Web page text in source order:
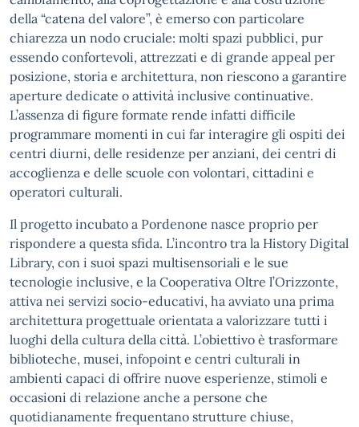
della “catena del valore”, è emerso con particolare
chiarezza un nodo cruciale: molti spazi pubblici, pur
essendo confortevoli, attrezzati e di grande appeal per
posizione, storia e architettura, non riescono a garantire
aperture dedicate o attività inclusive continuative.
L’assenza di figure formate rende infatti difficile
programmare momenti in cui far interagire gli ospiti dei
centri diurni, delle residenze per anziani, dei centri di
accoglienza e delle scuole con volontari, cittadini e
operatori culturali.
Il progetto incubato a Pordenone nasce proprio per
rispondere a questa sfida. L’incontro tra la History Digital
Library, con i suoi spazi multisensoriali e le sue
tecnologie inclusive, e la Cooperativa Oltre l’Orizzonte,
attiva nei servizi socio-educativi, ha avviato una prima
architettura progettuale orientata a valorizzare tutti i
luoghi della cultura della città. L’obiettivo è trasformare
biblioteche, musei, infopoint e centri culturali in
ambienti capaci di offrire nuove esperienze, stimoli e
occasioni di relazione anche a persone che
quotidianamente frequentano strutture chiuse,